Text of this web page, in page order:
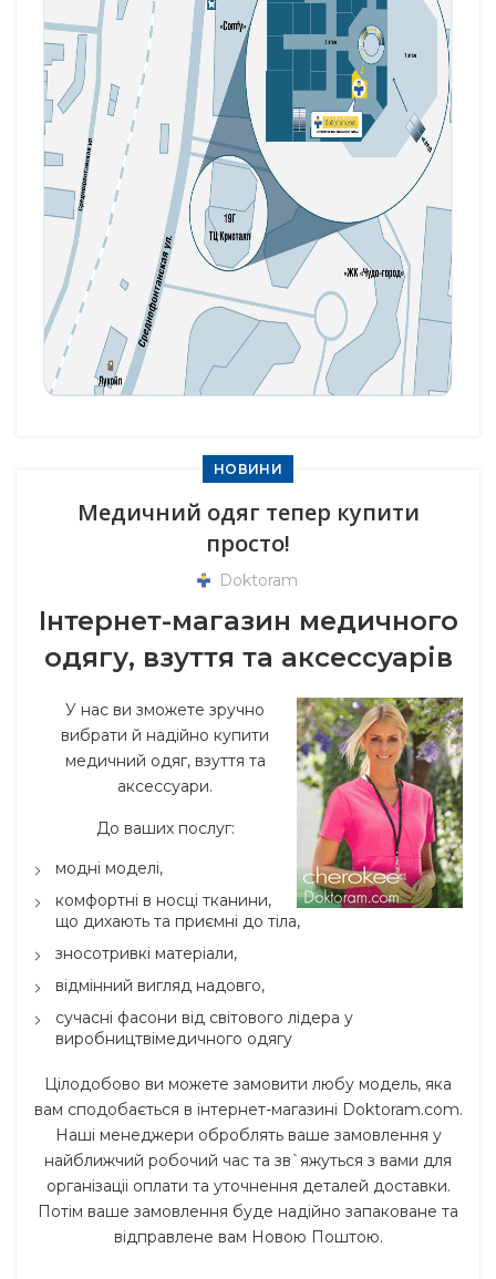
НОВИНИ
Медичний одяг тепер купити
просто!
Doktoram
Iнтернет-магазин медичного
одягу, взуття та аксессуарів
У нас ви зможете зручно
вибрати й надійно купити
медичний одяг, взуття та
аксессуари.
До ваших послуг:
модні моделі,
комфортні в носці тканини,
що дихають та приємні до тіла,
зносотривкі матеріали,
відмінний вигляд надовго,
сучасні фасони від світового лідера у
виробництвімедичного одягу
Цілодобово ви можете замовити любу модель, яка
вам сподобається в інтернет-магазині Doktoram.com.
Наші менеджери оброблять ваше замовлення у
найближчий робочий час та зв`яжуться з вами для
організаціі оплати та уточнення деталей доставки.
Потім ваше замовлення буде надійно запаковане та
відправлене вам Новою Поштою.